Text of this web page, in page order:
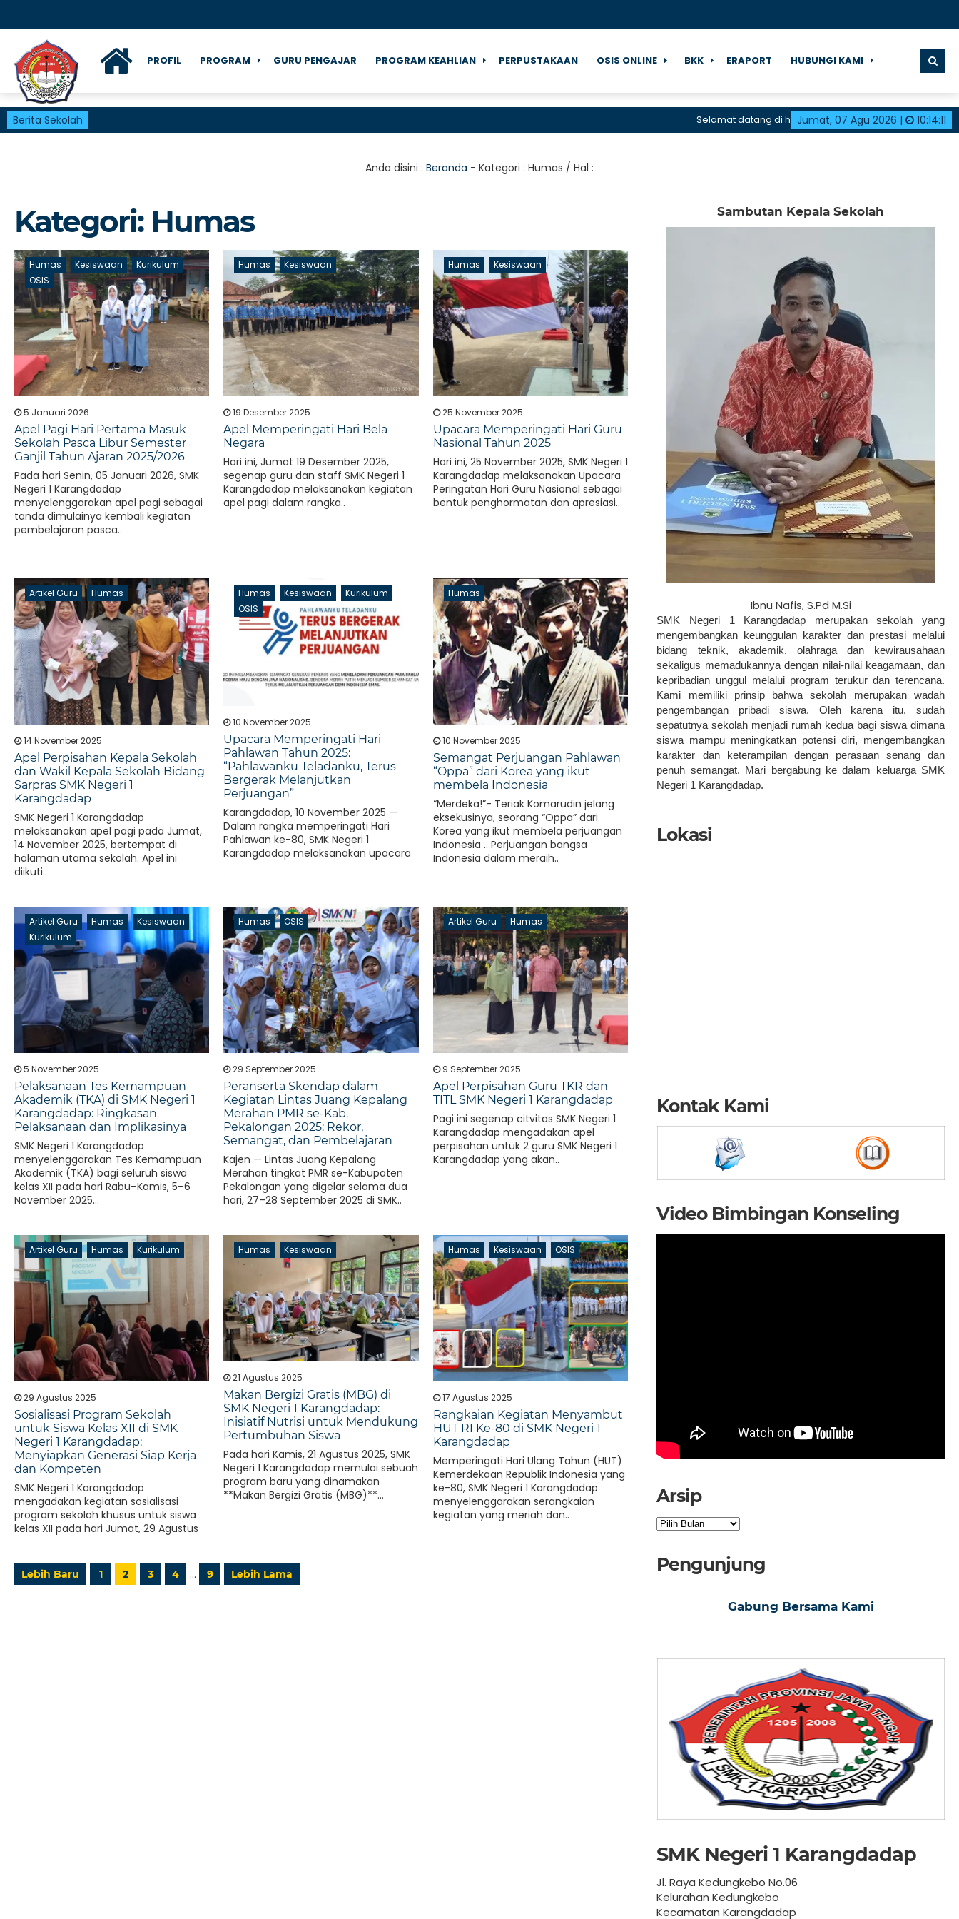
PROFIL PROGRAM GURU PENGAJAR PROGRAM KEAHLIAN PERPUSTAKAAN OSIS ONLINE BKK ERAPORT HUBUNGI KAMI
Berita Sekolah Jumat, 07 Agu 2026| 10:14:12
Selamat datang di halaman resmi SMK Negeri 1 Karangdadap
Anda disini : Beranda - Kategori : Humas / Hal :
Kategori: Humas
Humas Kesiswaan
Kurikulum
OSIS
5 Januari 2026
Apel Pagi Hari Pertama Masuk
Sekolah Pasca Libur Semester
Ganjil Tahun Ajaran 2025/2026
Pada hari Senin, 05 Januari 2026, SMK
Negeri 1 Karangdadap
menyelenggarakan apel pagi sebagai
tanda dimulainya kembali kegiatan
pembelajaran pasca..
Humas Kesiswaan
19 Desember 2025
Apel Memperingati Hari Bela
Negara
Hari ini, Jumat 19 Desember 2025,
segenap guru dan staff SMK Negeri 1
Karangdadap melaksanakan kegiatan
apel pagi dalam rangka..
Humas Kesiswaan
25 November 2025
Upacara Memperingati Hari Guru
Nasional Tahun 2025
Hari ini, 25 November 2025, SMK Negeri 1
Karangdadap melaksanakan Upacara
Peringatan Hari Guru Nasional sebagai
bentuk penghormatan dan apresiasi..
Artikel Guru Humas
14 November 2025
Apel Perpisahan Kepala Sekolah
dan Wakil Kepala Sekolah Bidang
Sarpras SMK Negeri 1
Karangdadap
SMK Negeri 1 Karangdadap
melaksanakan apel pagi pada Jumat,
14 November 2025, bertempat di
halaman utama sekolah. Apel ini
diikuti..
Humas Kesiswaan
Kurikulum
OSIS
10 November 2025
Upacara Memperingati Hari
Pahlawan Tahun 2025:
“Pahlawanku Teladanku, Terus
Bergerak Melanjutkan
Perjuangan”
Karangdadap, 10 November 2025 —
Dalam rangka memperingati Hari
Pahlawan ke-80, SMK Negeri 1
Karangdadap melaksanakan upacara
Humas
10 November 2025
Semangat Perjuangan Pahlawan
“Oppa” dari Korea yang ikut
membela Indonesia
“Merdeka!”- Teriak Komarudin jelang
eksekusinya, seorang “Oppa” dari
Korea yang ikut membela perjuangan
Indonesia .. Perjuangan bangsa
Indonesia dalam meraih..
Artikel Guru Humas
Kesiswaan
Kurikulum
5 November 2025
Pelaksanaan Tes Kemampuan
Akademik (TKA) di SMK Negeri 1
Karangdadap: Ringkasan
Pelaksanaan dan Implikasinya
SMK Negeri 1 Karangdadap
menyelenggarakan Tes Kemampuan
Akademik (TKA) bagi seluruh siswa
kelas XII pada hari Rabu–Kamis, 5–6
November 2025...
Humas OSIS
29 September 2025
Peranserta Skendap dalam
Kegiatan Lintas Juang Kepalang
Merahan PMR se-Kab.
Pekalongan 2025: Rekor,
Semangat, dan Pembelajaran
Kajen — Lintas Juang Kepalang
Merahan tingkat PMR se-Kabupaten
Pekalongan yang digelar selama dua
hari, 27–28 September 2025 di SMK..
Artikel Guru Humas
9 September 2025
Apel Perpisahan Guru TKR dan
TITL SMK Negeri 1 Karangdadap
Pagi ini segenap citvitas SMK Negeri 1
Karangdadap mengadakan apel
perpisahan untuk 2 guru SMK Negeri 1
Karangdadap yang akan..
Artikel Guru Humas Kurikulum
29 Agustus 2025
Sosialisasi Program Sekolah
untuk Siswa Kelas XII di SMK
Negeri 1 Karangdadap:
Menyiapkan Generasi Siap Kerja
dan Kompeten
SMK Negeri 1 Karangdadap
mengadakan kegiatan sosialisasi
program sekolah khusus untuk siswa
kelas XII pada hari Jumat, 29 Agustus
Humas Kesiswaan
21 Agustus 2025
Makan Bergizi Gratis (MBG) di
SMK Negeri 1 Karangdadap:
Inisiatif Nutrisi untuk Mendukung
Pertumbuhan Siswa
Pada hari Kamis, 21 Agustus 2025, SMK
Negeri 1 Karangdadap memulai sebuah
program baru yang dinamakan
**Makan Bergizi Gratis (MBG)**...
Humas Kesiswaan OSIS
17 Agustus 2025
Rangkaian Kegiatan Menyambut
HUT RI Ke-80 di SMK Negeri 1
Karangdadap
Memperingati Hari Ulang Tahun (HUT)
Kemerdekaan Republik Indonesia yang
ke-80, SMK Negeri 1 Karangdadap
menyelenggarakan serangkaian
kegiatan yang meriah dan..
Lebih Baru 1 2 3 4 … 9 Lebih Lama
Sambutan Kepala Sekolah
Ibnu Nafis, S.Pd M.Si
SMK Negeri 1 Karangdadap merupakan sekolah yang
mengembangkan keunggulan karakter dan prestasi melalui
bidang teknik, akademik, olahraga dan kewirausahaan
sekaligus memadukannya dengan nilai-nilai keagamaan, dan
kepribadian unggul melalui program terukur dan terencana.
Kami memiliki prinsip bahwa sekolah merupakan wadah
pengembangan pribadi siswa. Oleh karena itu, sudah
sepatutnya sekolah menjadi rumah kedua bagi siswa dimana
siswa mampu meningkatkan potensi diri, mengembangkan
karakter dan keterampilan dengan perasaan senang dan
penuh semangat. Mari bergabung ke dalam keluarga SMK
Negeri 1 Karangdadap.
Lokasi
Kontak Kami
Video Bimbingan Konseling
Arsip
Arsip
Pengunjung
Gabung Bersama Kami
SMK Negeri 1 Karangdadap
Jl. Raya Kedungkebo No.06
Kelurahan Kedungkebo
Kecamatan Karangdadap